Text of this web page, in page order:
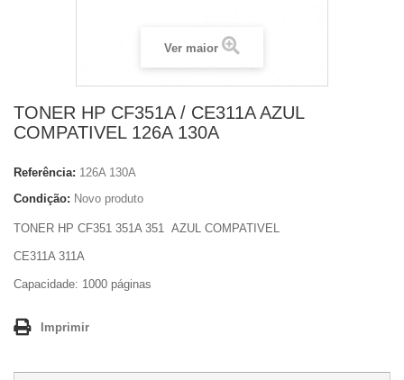
Ver maior
TONER HP CF351A / CE311A AZUL
COMPATIVEL 126A 130A
Referência: 126A 130A
Condição: Novo produto
TONER HP CF351 351A 351 AZUL COMPATIVEL
CE311A 311A
Capacidade: 1000 páginas
Imprimir